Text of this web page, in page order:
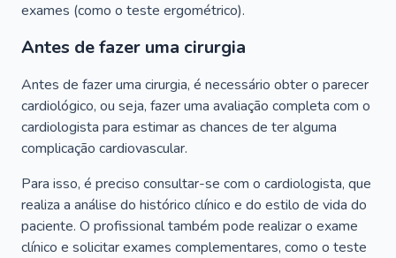
exames (como o teste ergométrico).
Antes de fazer uma cirurgia
Antes de fazer uma cirurgia, é necessário obter o parecer
cardiológico, ou seja, fazer uma avaliação completa com o
cardiologista para estimar as chances de ter alguma
complicação cardiovascular.
Para isso, é preciso consultar-se com o cardiologista, que
realiza a análise do histórico clínico e do estilo de vida do
paciente. O profissional também pode realizar o exame
clínico e solicitar exames complementares, como o teste